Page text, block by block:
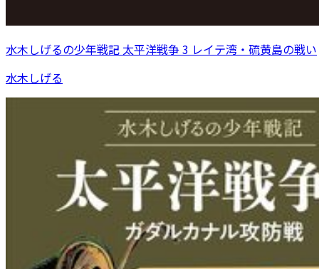
水木しげるの少年戦記 太平洋戦争 3 レイテ湾・硫黄島の戦い
水木しげる